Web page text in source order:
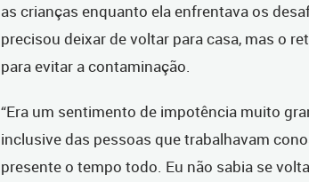
as crianças enquanto ela enfrentava os
precisou deixar de voltar para casa, mas o
para evitar a contaminação.
“Era um sentimento de impotência muito
inclusive das pessoas que trabalhavam
presente o tempo todo. Eu não sabia se